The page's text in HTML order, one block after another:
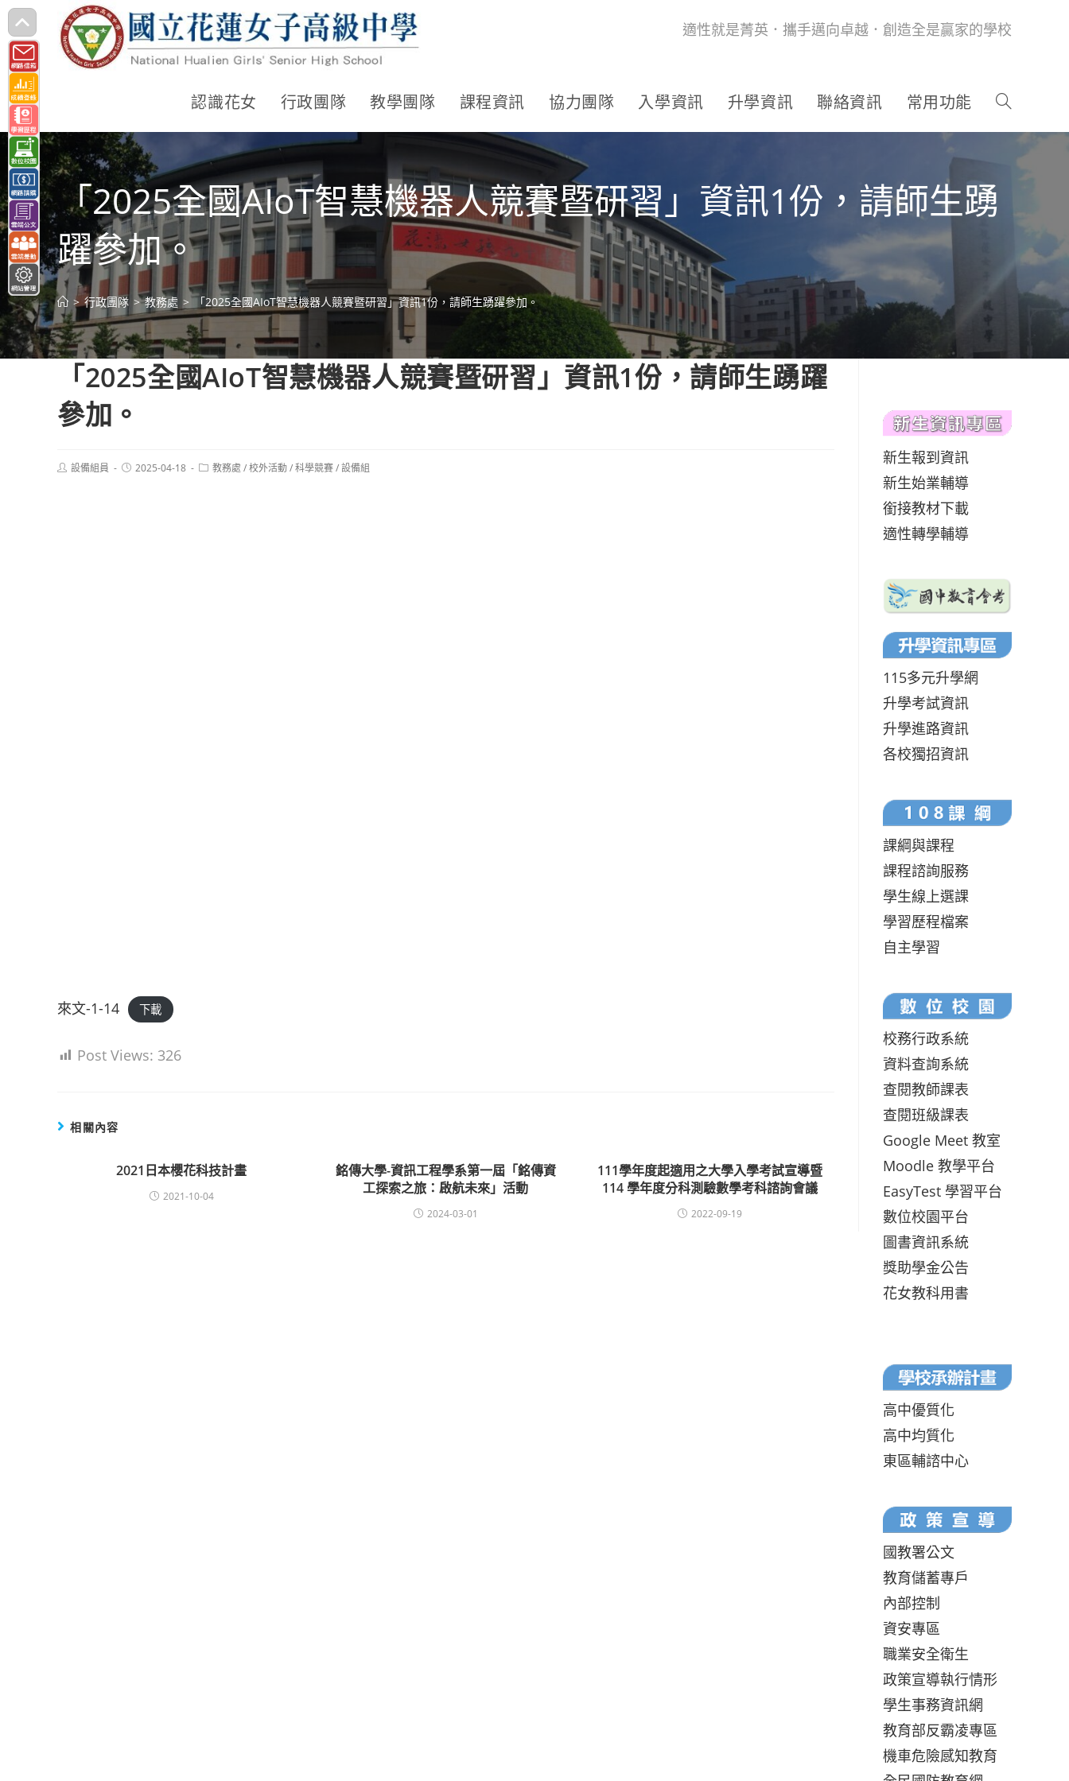
跳
轉
至
主
要
內
容
適性就是菁英．攜手邁向卓越．創造全是贏家的學校
認識花女 行政團隊 教學團隊 課程資訊 協力團隊 入學資訊 升學資訊 聯絡資訊 常用功能
「2025全國AIoT智慧機器人競賽暨研習」資訊1份，請師生踴
躍參加。
> 行政團隊 > 教務處 > 「2025全國AIoT智慧機器人競賽暨研習」資訊1份，請師生踴躍參加。
「2025全國AIoT智慧機器人競賽暨研習」資訊1份，請師生踴躍
參加。
Post設備組員
Post2025-04-18
Post教務處 /校外活動/科學競賽/設備組
來文-1-14 下載
Post Views: 326
相關內容
2021日本櫻花科技計畫
2021-10-04
銘傳大學-資訊工程學系第一屆「銘傳資
工探索之旅：啟航未來」活動
2024-03-01
111學年度起適用之大學入學考試宣導暨
114 學年度分科測驗數學考科諮詢會議
2022-09-19
新生報到資訊
新生始業輔導
銜接教材下載
適性轉學輔導
115多元升學網
升學考試資訊
升學進路資訊
各校獨招資訊
課綱與課程
課程諮詢服務
學生線上選課
學習歷程檔案
自主學習
校務行政系統
資料查詢系統
查閱教師課表
查閱班級課表
Google Meet 教室
Moodle 教學平台
EasyTest 學習平台
數位校園平台
圖書資訊系統
獎助學金公告
花女教科用書
高中優質化
高中均質化
東區輔諮中心
國教署公文
教育儲蓄專戶
內部控制
資安專區
職業安全衛生
政策宣導執行情形
學生事務資訊網
教育部反霸凌專區
機車危險感知教育